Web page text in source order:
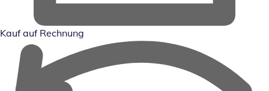
Kauf auf Rechnung